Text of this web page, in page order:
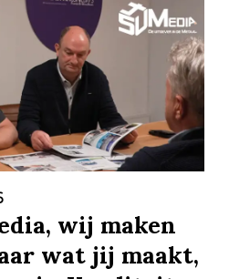
wij maken
wat jij maakt,